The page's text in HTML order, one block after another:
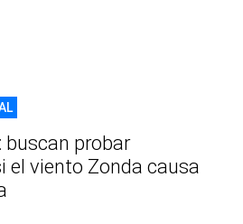
buscan probar
viento Zonda causa